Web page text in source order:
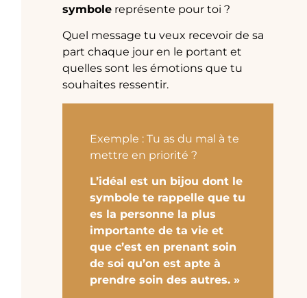
symbole représente pour toi ?
Quel message tu veux recevoir de sa
part chaque jour en le portant et
quelles sont les émotions que tu
souhaites ressentir.
Exemple : Tu as du mal à te
mettre en priorité ?
L’idéal est un bijou dont le
symbole te rappelle que tu
es la personne la plus
importante de ta vie et
que c’est en prenant soin
de soi qu’on est apte à
prendre soin des autres. »